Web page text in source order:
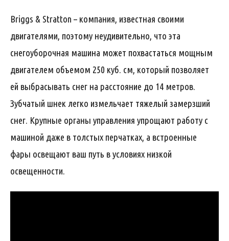
Briggs & Stratton – компания, известная своими
двигателями, поэтому неудивительно, что эта
снегоуборочная машина может похвастаться мощным
двигателем объемом 250 куб. см, который позволяет
ей выбрасывать снег на расстояние до 14 метров.
Зубчатый шнек легко измельчает тяжелый замерзший
снег. Крупные органы управления упрощают работу с
машиной даже в толстых перчатках, а встроенные
фары освещают ваш путь в условиях низкой
освещенности.